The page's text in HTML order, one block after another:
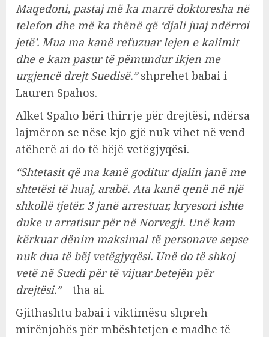
Maqedoni, pastaj më ka marrë doktoresha në
telefon dhe më ka thënë që ‘djali juaj ndërroi
jetë’. Mua ma kanë refuzuar lejen e kalimit
dhe e kam pasur të pëmundur ikjen me
urgjencë drejt Suedisë.”shprehet babai i
Lauren Spahos.
Alket Spaho bëri thirrje për drejtësi, ndërsa
lajmëron se nëse kjo gjë nuk vihet në vend
atëherë ai do të bëjë vetëgjyqësi.
“Shtetasit që ma kanë goditur djalin janë me
shtetësi të huaj, arabë. Ata kanë qenë në një
shkollë tjetër. 3 janë arrestuar, kryesori ishte
duke u arratisur për në Norvegji. Unë kam
kërkuar dënim maksimal të personave sepse
nuk dua të bëj vetëgjyqësi. Unë do të shkoj
vetë në Suedi për të vijuar betejën për
drejtësi.”– tha ai.
Gjithashtu babai i viktimësu shpreh
mirënjohës për mbështetjen e madhe të